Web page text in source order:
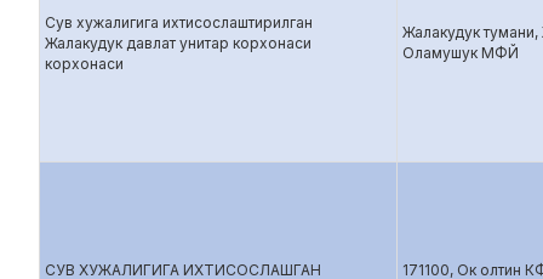
Сув хужалигига ихтисослаштирилган
Жалакудук давлат унитар корхонаси
корхонаси
Жалакудук
Оламушук МФЙ
СУВ ХУЖАЛИГИГА ИХТИСОСЛАШГАН
171100, Ок олтин